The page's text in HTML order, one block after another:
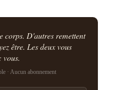
corps. D'autres remettent
être. Les deux vous
vous.
· Aucun abonnement